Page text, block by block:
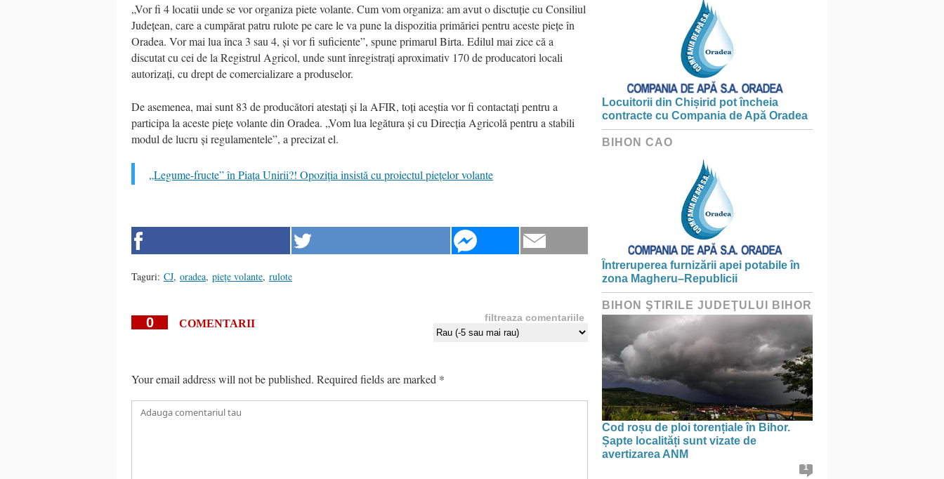
„Vor fi 4 locatii unde se vor organiza piete volante. Cum vom organiza: am avut o disctuție cu Consiliul
Județean, care a cumpărat patru rulote pe care le va pune la dispozitia primăriei pentru aceste piețe în
Oradea. Vor mai lua înca 3 sau 4, și vor fi suficiente”, spune primarul Birta. Edilul mai zice că a
discutat cu cei de la Registrul Agricol, unde sunt înregistrați aproximativ 170 de producatori locali
autorizați, cu drept de comercializare a produselor.
De asemenea, mai sunt 83 de producători atestați și la AFIR, toți aceștia vor fi contactați pentru a
participa la aceste piețe volante din Oradea. „Vom lua legătura și cu Direcția Agricolă pentru a stabili
modul de lucru și regulamentele”, a precizat el.
„Legume-fructe” în Piața Unirii?! Opoziția insistă cu proiectul piețelor volante
Taguri: CJ, oradea, piețe volante, rulote
0 COMENTARII filtreaza comentariile
Your email address will not be published. Required fields are marked *
Locuitorii din Chișirid pot încheia
contracte cu Compania de Apă Oradea
BIHON CAO
Întreruperea furnizării apei potabile în
zona Magheru–Republicii
BIHON ŞTIRILE JUDEŢULUI BIHOR
Cod roșu de ploi torențiale în Bihor.
Șapte localități sunt vizate de
avertizarea ANM
1